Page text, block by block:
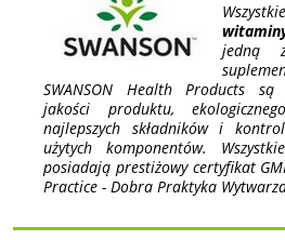
jedną
SWANSON Health Products są
jakości produktu,
najlepszych składników i
użytych komponentów.
posiadają prestiżowy certyfikat
Practice - Dobra Praktyka